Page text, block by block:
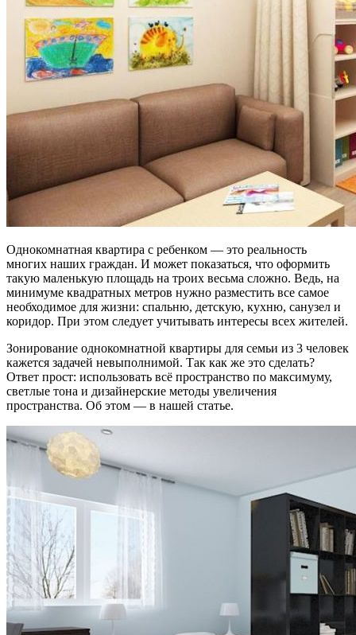
Однокомнатная квартира с ребенком — это реальность
многих наших граждан. И может показаться, что оформить
такую маленькую площадь на троих весьма сложно. Ведь, на
минимуме квадратных метров нужно разместить все самое
необходимое для жизни: спальню, детскую, кухню, санузел и
коридор. При этом следует учитывать интересы всех жителей.
Зонирование однокомнатной квартиры для семьи из 3 человек
кажется задачей невыполнимой. Так как же это сделать?
Ответ прост: использовать всё пространство по максимуму,
светлые тона и дизайнерские методы увеличения
пространства. Об этом — в нашей статье.